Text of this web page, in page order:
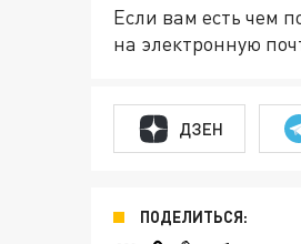
Если вам есть чем
на электронную
ДЗЕН
ПОДЕЛИТЬСЯ: